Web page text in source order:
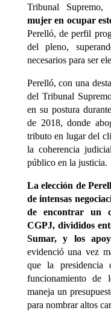
Tribunal Supremo,
mujer en ocupar
Perelló, de perfil
del pleno,
necesarios para ser
Perelló, con una
del Tribunal
en su postura
de 2018, donde
tributo en lugar del
la coherencia
público en la justicia.
La elección de
de intensas
de encontrar un
CGPJ, divididos
Sumar, y los
evidenció una vez
que la
funcionamiento de
maneja un
para nombrar altos